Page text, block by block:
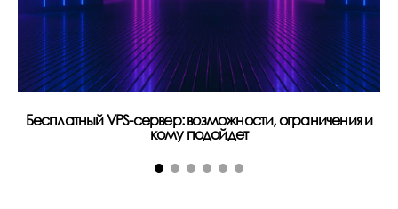
Бесплатный VPS-сервер: возможности, ограничения и
кому подойдет